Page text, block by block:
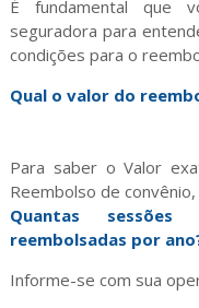
É fundamental que
seguradora para
condições para o
Qual o valor do
Para saber o Valor
Reembolso de
Quantas
reembolsadas por
Informe-se com sua